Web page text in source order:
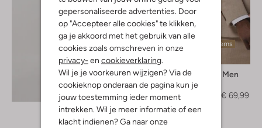
gepersonaliseerde advertenties. Door
op "Accepteer alle cookies" te klikken,
ga je akkoord met het gebruik van alle
cookies zoals omschreven in onze
privacy- en cookieverklaring
Wil je je voorkeuren wijzigen? Via de
cookieknop onderaan de pagina kun je
jouw toestemming ieder moment
intrekken. Wil je meer informatie of een
klacht indienen? Ga naar onze
Ontdek de look
Laatste items
Selected Men
Colbert
€ 69,99